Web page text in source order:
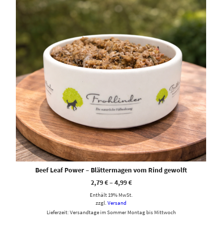
Beef Leaf Power – Blättermagen vom Rind gewolft
2,79€–4,99€
Enthält 19% MwSt.
zzgl. Versand
Lieferzeit: Versandtage im Sommer Montag bis Mittwoch